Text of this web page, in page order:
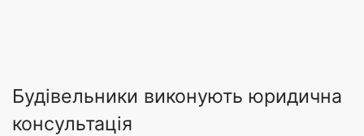
Будівельники виконують юридична
консультація